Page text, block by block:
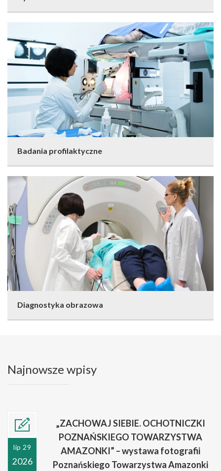
Badania profilaktyczne
Diagnostyka obrazowa
Najnowsze wpisy
lip 29
2026
„ZACHOWAJ SIEBIE. OCHOTNICZKI
POZNAŃSKIEGO TOWARZYSTWA
AMAZONKI” – wystawa fotografii
Poznańskiego Towarzystwa Amazonki